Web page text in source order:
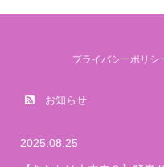
プライバシーポリシ
お知らせ
2025.08.25